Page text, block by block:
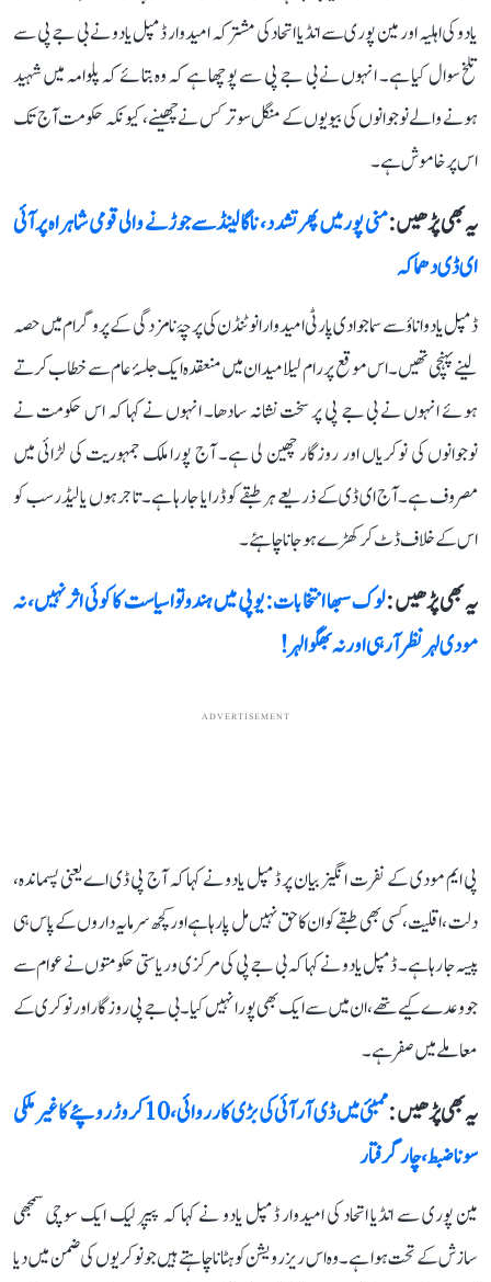
یادو کی اہلیہ اور مین پوری سے انڈیا اتحاد کی مشترکہ امیدوار ڈمپل یادو نے بی جے پی سے
تلخ سوال کیا ہے۔ انہوں نے بی جے پی سے پوچھا ہے کہ وہ بتائے کہ پلوامہ میں شہید
ہونے والے نوجوانوں کی بیویوں کے منگل سوتر کس نے چھینے، کیونکہ حکومت آج تک
اس پر خاموش ہے۔
یہ بھی پڑھیں :منی پور میں پھر تشدد، ناگالینڈ سے جوڑنے والی قومی شاہراہ پر آئی
ای ڈی دھماکہ
ڈمپل یادو اناؤ سے سماجوادی پارٹی امیدوار انو ٹنڈن کی پرچۂ نامزدگی کے پروگرام میں حصہ
لینے پہنچی تھیں۔ اس موقع پر رام لیلا میدان میں منعقدہ ایک جلسۂ عام سے خطاب کرتے
ہوئے انہوں نے بی جے پی پر سخت نشانہ سادھا۔ انہوں نے کہا کہ اس حکومت نے
نوجوانوں کی نوکریاں اور روزگار چھین لی ہے۔ آج پورا ملک جمہوریت کی لڑائی میں
مصروف ہے۔ آج ای ڈی کے ذریعے ہر طبقے کو ڈرایا جا رہا ہے۔ تاجر ہوں یا لیڈر سب کو
اس کے خلاف ڈٹ کر کھڑے ہو جانا چاہئے۔
یہ بھی پڑھیں :لوک سبھا انتخابات: یوپی میں ہندوتوا سیاست کا کوئی اثر نہیں، نہ
مودی لہر نظر آ رہی اور نہ بھگوا لہر!
ADVERTISEMENT
پی ایم مودی کے نفرت انگیز بیان پر ڈمپل یادو نے کہا کہ آج پی ڈی اے یعنی پسماندہ،
دلت، اقلیت، کسی بھی طبقے کو ان کا حق نہیں مل پا رہا ہے اور کچھ سرمایہ داروں کے پاس ہی
پیسہ جا رہا ہے۔ ڈمپل یادو نے کہا کہ بی جے پی کی مرکزی و ریاستی حکومتوں نے عوام سے
جو وعدے کیے تھے، ان میں سے ایک بھی پورا نہیں کیا۔ بی جے پی روزگار اور نوکری کے
معاملے میں صفر ہے۔
یہ بھی پڑھیں :
ممبئی میں ڈی آر آئی کی بڑی کارروائی، 10 کروڑ روپئے کا غیر ملکی
سونا ضبط، چار گرفتار
مین پوری سے انڈیا اتحاد کی امیدوار ڈمپل یادو نے کہا کہ پیپر لیک ایک سوچی سمجھی
سازش کے تحت ہوا ہے۔ وہ اس ریزرویشن کو ہٹانا چاہتے ہیں جو نوکریوں کی ضمن میں دیا